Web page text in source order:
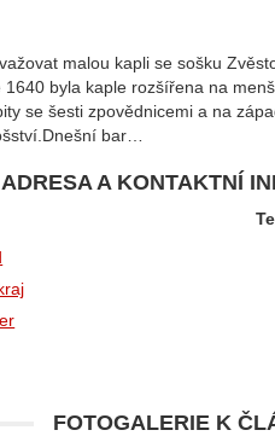
malou kapli se sošku
byla kaple rozšířena na
se šesti zpovědnicemi a na
bar…
ADRESA A KONTAKTNÍ
FOTOGALERIE K